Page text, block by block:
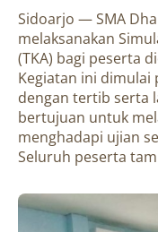
Sidoarjo — SMA
melaksanakan
(TKA) bagi peserta
Kegiatan ini dimulai
dengan tertib serta
bertujuan untuk
menghadapi ujian
Seluruh peserta